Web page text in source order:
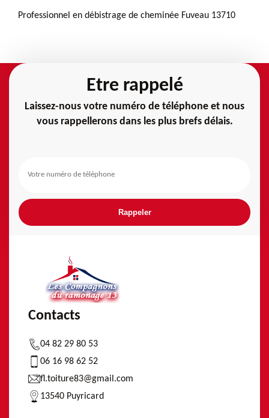
Professionnel en débistrage de cheminée Fuveau 13710
Etre rappelé
Laissez-nous votre numéro de téléphone et nous
vous rappellerons dans les plus brefs délais.
Contacts
04 82 29 80 53
06 16 98 62 52
fl.toiture83@gmail.com
13540 Puyricard